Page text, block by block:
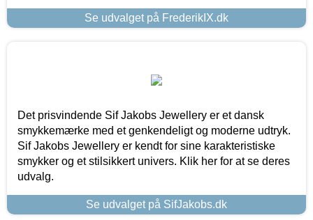
Se udvalget på FrederikIX.dk
Det prisvindende Sif Jakobs Jewellery er et dansk
smykkemærke med et genkendeligt og moderne udtryk.
Sif Jakobs Jewellery er kendt for sine karakteristiske
smykker og et stilsikkert univers. Klik her for at se deres
udvalg.
Se udvalget på SifJakobs.dk